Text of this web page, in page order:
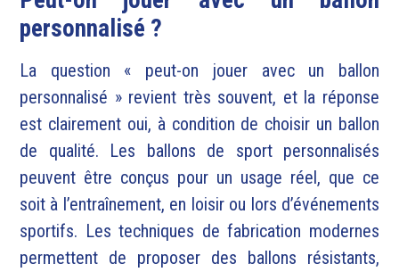
personnalisé ?
La question « peut-on jouer avec un ballon
personnalisé » revient très souvent, et la réponse
est clairement oui, à condition de choisir un ballon
de qualité. Les ballons de sport personnalisés
peuvent être conçus pour un usage réel, que ce
soit à l’entraînement, en loisir ou lors d’événements
sportifs. Les techniques de fabrication modernes
permettent de proposer des ballons résistants,